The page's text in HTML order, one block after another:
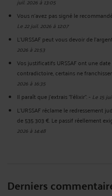
Vous n'avez pas signé le
Le 22 juil. 2026 à 12:07
L’URSSAF peut vous devoir de
2026 à 21:53
Vos justificatifs URSSAF ont une
contradictoire, certains ne
2026 à 16:35
Il paraît que j'extrais "l'élixir".- Le 15
L'URSSAF réclame le redressement
de 535 303 €. Le passif réellement
2026 à 14:48
Derniers